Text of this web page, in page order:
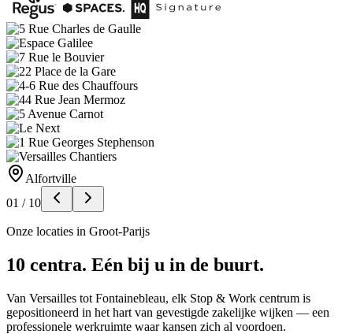
Alfortville
01 / 10
Onze locaties in Groot-Parijs
10 centra. Eén bij u in de buurt.
Van Versailles tot Fontainebleau, elk Stop & Work centrum is
gepositioneerd in het hart van gevestigde zakelijke wijken — een
professionele werkruimte waar kansen zich al voordoen.